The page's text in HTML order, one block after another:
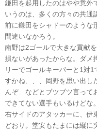
鎌田を起用したのはやや意外
いうのは、多くの方々の共通
前に鎌田をシャドーのような
間違いなかろう。
南野は2ゴールで大きな貢献
損ないがあったからな。ダメ
リーでゴールキーパーと1対
すかね、、、岡野を思い出し
んぞ…などとブツブツ言って
できてない選手もいるけどな。
右サイドのアタッカーに、伊
どおり。堂安もたまには縦に